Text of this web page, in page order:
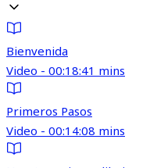
Bienvenida
Video - 00:18:41 mins
Primeros Pasos
Video - 00:14:08 mins